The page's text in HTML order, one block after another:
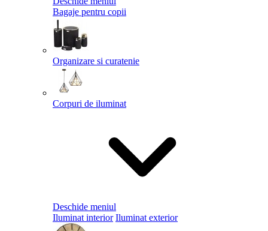
Bagaje pentru copii
Organizare si curatenie
Corpuri de iluminat
Deschide meniul
Iluminat interior Iluminat exterior